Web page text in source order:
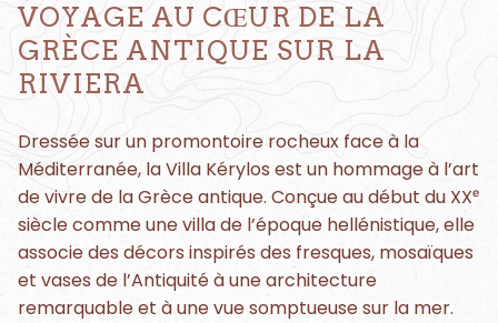
VOYAGE AU CŒUR DE LA
GRÈCE ANTIQUE SUR LA
RIVIERA
Dressée sur un promontoire rocheux face à la
Méditerranée, la Villa Kérylos est un hommage à l’art
de vivre de la Grèce antique. Conçue au début du XXᵉ
siècle comme une villa de l’époque hellénistique, elle
associe des décors inspirés des fresques, mosaïques
et vases de l’Antiquité à une architecture
remarquable et à une vue somptueuse sur la mer.